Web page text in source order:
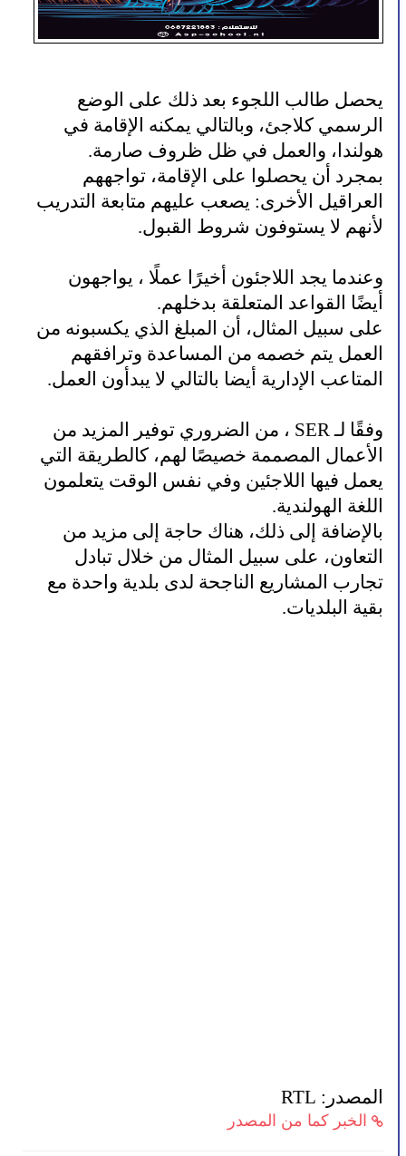
يحصل طالب اللجوء بعد ذلك على الوضع
الرسمي كلاجئ، وبالتالي يمكنه الإقامة في
هولندا، والعمل في ظل ظروف صارمة.
بمجرد أن يحصلوا على الإقامة، تواجههم
العراقيل الأخرى: يصعب عليهم متابعة التدريب
لأنهم لا يستوفون شروط القبول.
وعندما يجد اللاجئون أخيرًا عملًا ، يواجهون
أيضًا القواعد المتعلقة بدخلهم.
على سبيل المثال، أن المبلغ الذي يكسبونه من
العمل يتم خصمه من المساعدة وترافقهم
المتاعب الإدارية أيضا بالتالي لا يبدأون العمل.
وفقًا لـ SER ، من الضروري توفير المزيد من
الأعمال المصممة خصيصًا لهم، كالطريقة التي
يعمل فيها اللاجئين وفي نفس الوقت يتعلمون
اللغة الهولندية.
بالإضافة إلى ذلك، هناك حاجة إلى مزيد من
التعاون، على سبيل المثال من خلال تبادل
تجارب المشاريع الناجحة لدى بلدية واحدة مع
بقية البلديات.
المصدر: RTL
الخبر كما من المصدر